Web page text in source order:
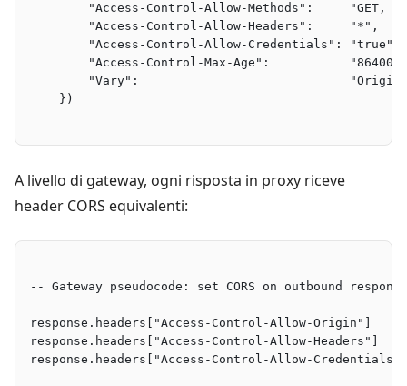
"Access-Control-Allow-Methods":     "GET,
        "Access-Control-Allow-Headers":     "*",
        "Access-Control-Allow-Credentials": "true",
        "Access-Control-Max-Age":           "86400",
"Vary":
    })
A livello di gateway, ogni risposta in proxy riceve
header CORS equivalenti:
-- Gateway pseudocode: set CORS on outbound response
response.headers["Access-Control-Allow-Origin"]
response.headers["Access-Control-Allow-Headers"]
response.headers["Access-Control-Allow-